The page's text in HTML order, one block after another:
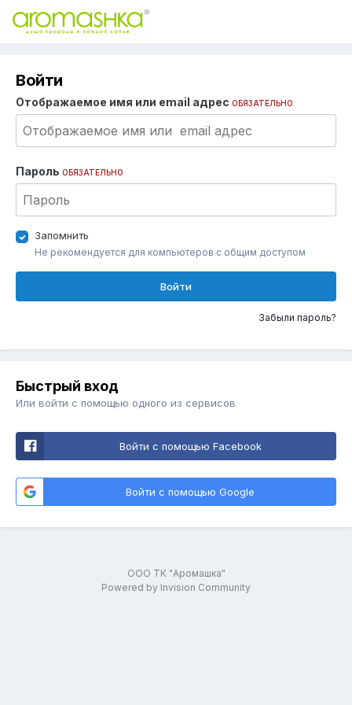
Войти
Отображаемое имя или email адрес ОБЯЗАТЕЛЬНО
Пароль ОБЯЗАТЕЛЬНО
Запомнить
Не рекомендуется для компьютеров с общим доступом
Войти
Забыли пароль?
Быстрый вход
Или войти с помощью одного из сервисов
Войти с помощью Facebook
Войти с помощью Google
ООО ТК "Аромашка"
Powered by Invision Community